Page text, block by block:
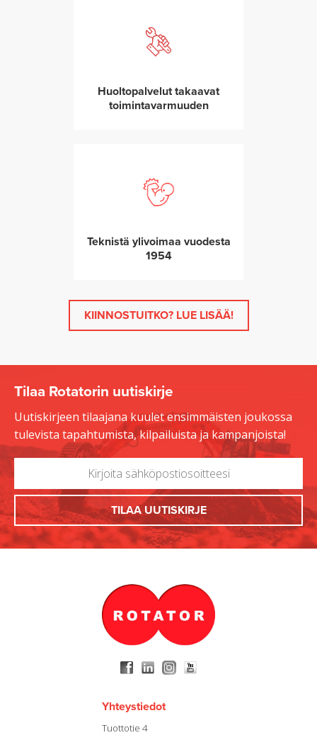
Huoltopalvelut takaavat
toimintavarmuuden
Teknistä ylivoimaa vuodesta
1954
KIINNOSTUITKO? LUE LISÄÄ!
Tilaa Rotatorin uutiskirje
Uutiskirjeen tilaajana kuulet ensimmäisten joukossa
tulevista tapahtumista, kilpailuista ja kampanjoista!
Yhteystiedot
Tuottotie 4